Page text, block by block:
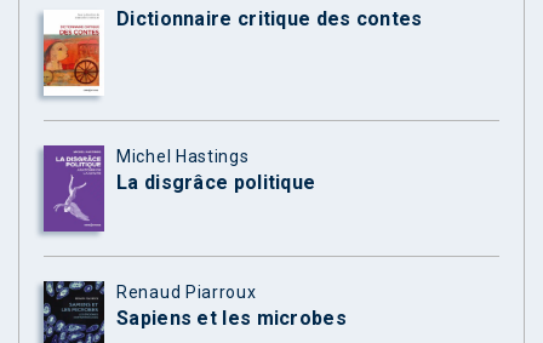
Dictionnaire critique des contes
Michel Hastings
La disgrâce politique
Renaud Piarroux
Sapiens et les microbes